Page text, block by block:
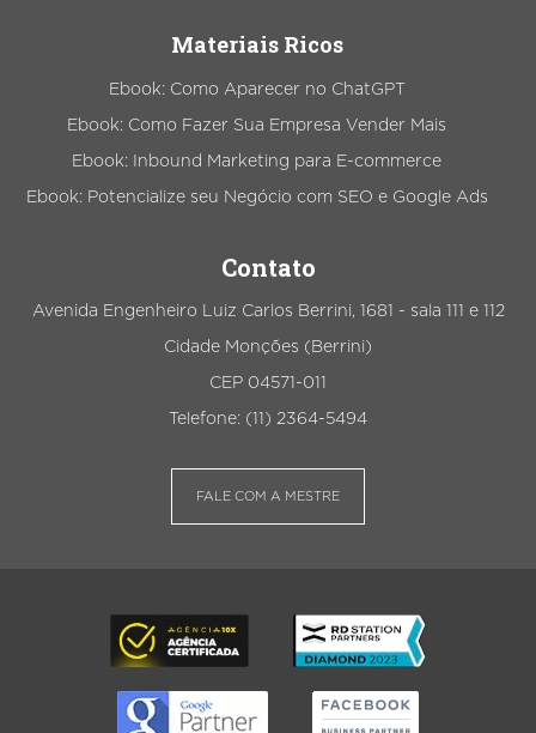
Materiais Ricos
Ebook: Como Aparecer no ChatGPT
Ebook: Como Fazer Sua Empresa Vender Mais
Ebook: Inbound Marketing para E-commerce
Ebook: Potencialize seu Negócio com SEO e Google Ads
Contato
Avenida Engenheiro Luiz Carlos Berrini, 1681 - sala 111 e 112
Cidade Monções (Berrini)
CEP 04571-011
Telefone: (11) 2364-5494
FALE COM A MESTRE